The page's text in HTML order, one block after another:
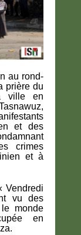
au rond-
prière du
ville en
et des
crimes
et à
Vendredi
vu des
monde
en